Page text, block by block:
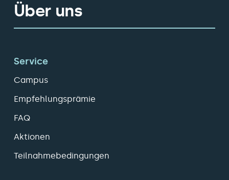
Über uns
Service
Campus
Empfehlungsprämie
FAQ
Aktionen
Teilnahmebedingungen